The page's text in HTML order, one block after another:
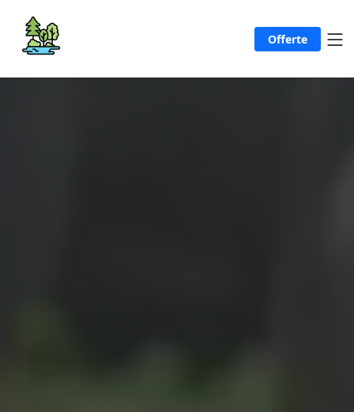
Offerte